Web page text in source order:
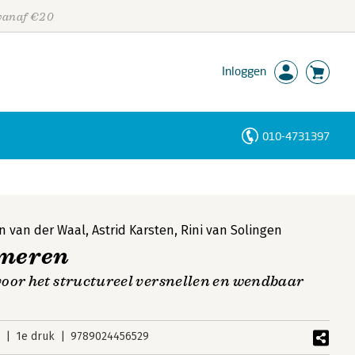
€20
Inloggen
010-4731397
van der Waal, Astrid Karsten, Rini van Solingen
het structureel versnellen en wendbaar
1e druk 9789024456529
Personen